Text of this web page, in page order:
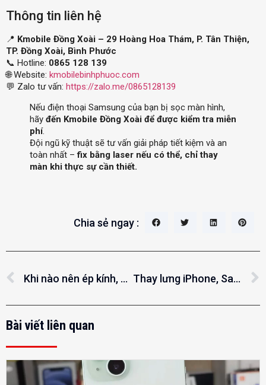
Thông tin liên hệ
📍 Kmobile Đồng Xoài – 29 Hoàng Hoa Thám, P. Tân Thiện,
TP. Đồng Xoài, Bình Phước
📞 Hotline: 0865 128 139
🌐 Website: kmobilebinhphuoc.com
💬 Zalo tư vấn: https://zalo.me/0865128139
Nếu điện thoại Samsung của bạn bị sọc màn hình,
hãy đến Kmobile Đồng Xoài để được kiểm tra miễn
phí.
Đội ngũ kỹ thuật sẽ tư vấn giải pháp tiết kiệm và an
toàn nhất –fix bằng laser nếu có thể, chỉ thay
màn khi thực sự cần thiết.
Chia sẻ ngay :
Khi nào nên ép kính, khi nào nên ép cảm iPhone? Giải thích chi tiết Thay lưng iPhone, Samsung tại Đồng Xoài – Lấy liền, đẹp như mới, có bảo hành
Bài viết liên quan